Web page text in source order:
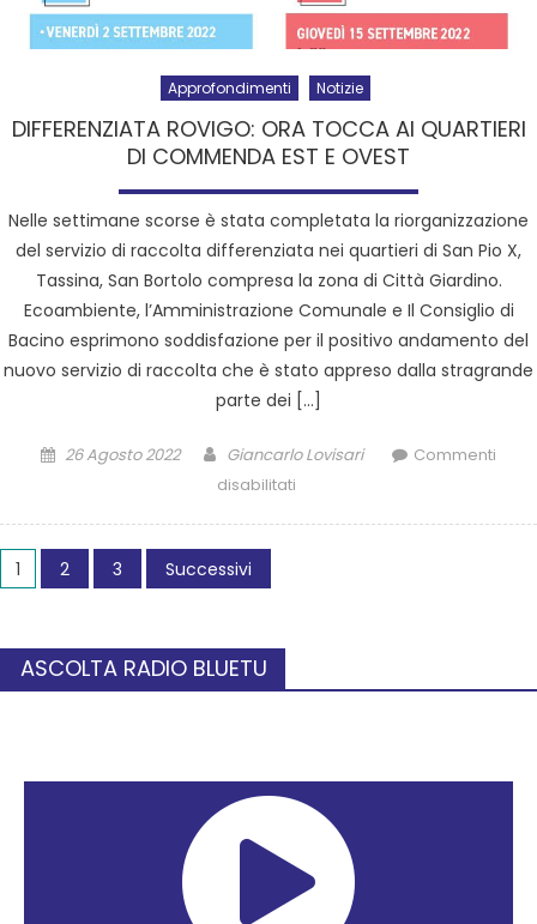
Approfondimenti Notizie
DIFFERENZIATA ROVIGO: ORA TOCCA AI QUARTIERI
DI COMMENDA EST E OVEST
Nelle settimane scorse è stata completata la riorganizzazione
del servizio di raccolta differenziata nei quartieri di San Pio X,
Tassina, San Bortolo compresa la zona di Città Giardino.
Ecoambiente, l’Amministrazione Comunale e Il Consiglio di
Bacino esprimono soddisfazione per il positivo andamento del
nuovo servizio di raccolta che è stato appreso dalla stragrande
parte dei […]
26 Agosto 2022 Giancarlo Lovisari
Commenti
disabilitati
1 2 3 Successivi
ASCOLTA RADIO BLUETU